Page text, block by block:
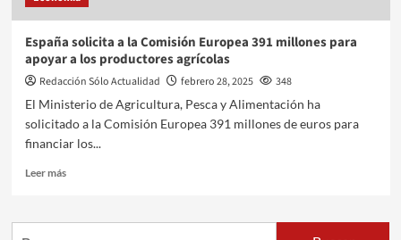
España solicita a la Comisión Europea 391 millones para
apoyar a los productores agrícolas
Redacción Sólo Actualidad febrero 28, 2025
348
El Ministerio de Agricultura, Pesca y Alimentación ha
solicitado a la Comisión Europea 391 millones de euros para
financiar los...
Leer más